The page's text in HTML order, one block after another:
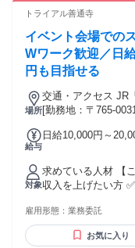
営業、不動産営業
パート・アルバイト
たい！ ★トーク力
上を目指したい！
のを買いたい！ といった向上心と ガッツがある方を待ってま
す！
トライアル善通寺
イベント会場での
Wワーク歓迎／日
円も目指せる
場所
交通・アクセス JR
[勤務地：〒765-
給与
日給10,000円～
当金額：なし 全員
※日給1万円保証あ
り ※報酬はスキル
します。
対象
求めている人材 【
収入を上げたい方
ップを目指したい
✅ 将来的にリーダ
を出す仕事がしたい方 【必須条件】 ・人と話すことに
雇用形態： 業務委託
お気に入り